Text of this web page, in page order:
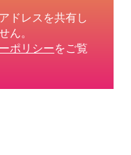
ドレスを共有し
ん。
ポリシーをご覧